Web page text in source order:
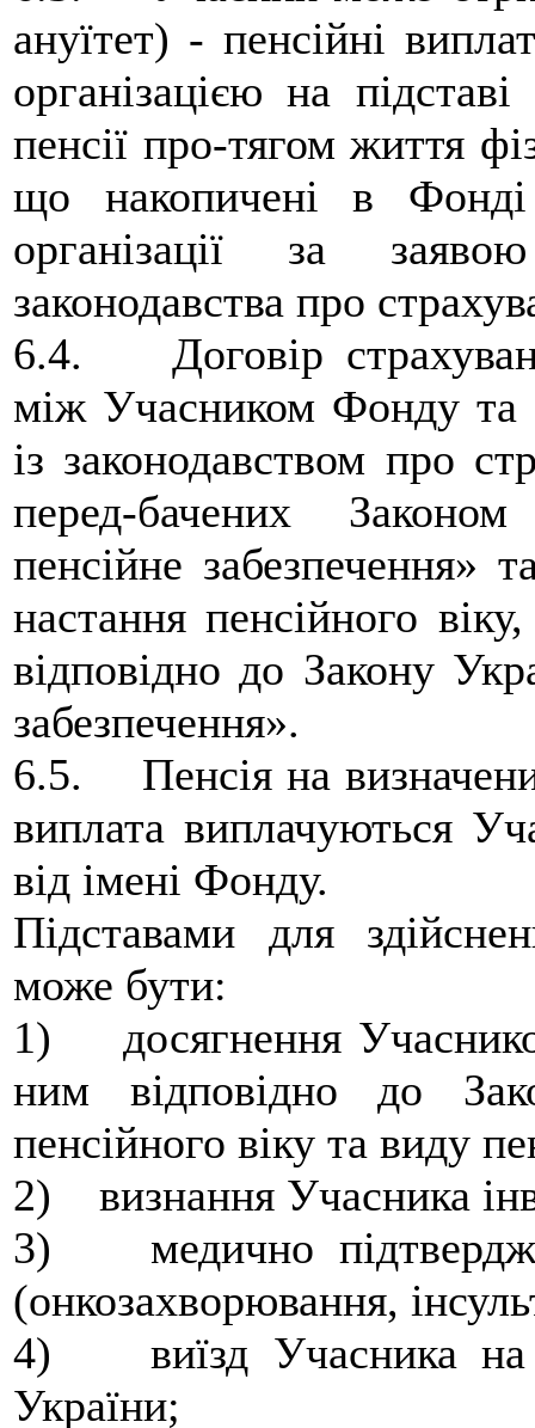
ануїтет) - пенсійні
організацією на
пенсії про-тягом життя
що накопичені в Фонді
організації за
законодавства про
6.4. Договір
між Учасником Фонду та
із законодавством про
перед-бачених
пенсійне забезпечення»
настання пенсійного
відповідно до Закону
забезпечення».
6.5. Пенсія на
виплата виплачуються
від імені Фонду.
Підставами для
може бути:
1) досягнення
ним відповідно до
пенсійного віку та виду
2) визнання Учасника
3) медично
(онкозахворювання,
4) виїзд Учасника на
України;